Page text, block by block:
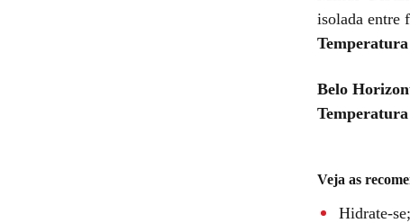
isolada entre
Temperatura
Belo
Temperatura
Veja as
Hidrate-se;